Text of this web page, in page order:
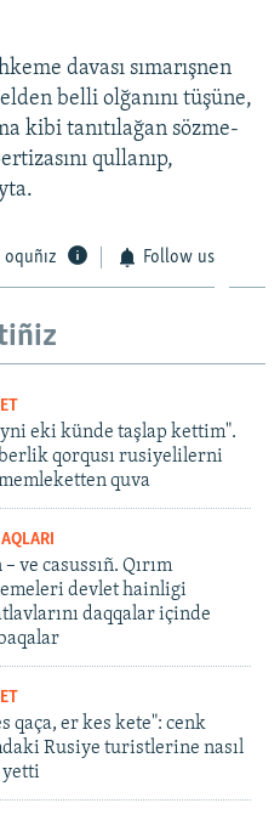
davası sımarışnen
belli olğanını tüşüne,
kibi tanıtılağan sözme-
qullanıp,
Follow us
eki künde taşlap kettim".
qorqusı rusiyelilerni
quva
ve casussıñ. Qırım
devlet hainligi
daqqalar içinde
qaça, er kes kete": cenk
Rusiye turistlerine nasıl
yetti